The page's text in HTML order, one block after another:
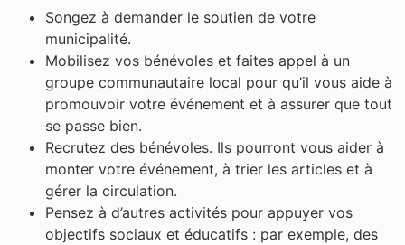
Songez à demander le soutien de votre
municipalité.
Mobilisez vos bénévoles et faites appel à un
groupe communautaire local pour qu’il vous aide à
promouvoir votre événement et à assurer que tout
se passe bien.
Recrutez des bénévoles. Ils pourront vous aider à
monter votre événement, à trier les articles et à
gérer la circulation.
Pensez à d’autres activités pour appuyer vos
objectifs sociaux et éducatifs : par exemple, des